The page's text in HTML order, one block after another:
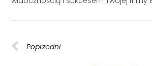
Poprzedni